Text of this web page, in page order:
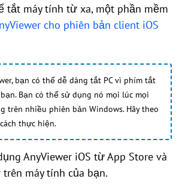
tắt máy tính từ xa, một phần mềm
cho phiên bản client iOS
bạn có thể dễ dàng tắt PC vì phím tắt
Bạn có thể sử dụng nó mọi lúc mọi
trên nhiều phiên bản Windows. Hãy theo
thực hiện.
AnyViewer iOS từ App Store và
máy tính của bạn.